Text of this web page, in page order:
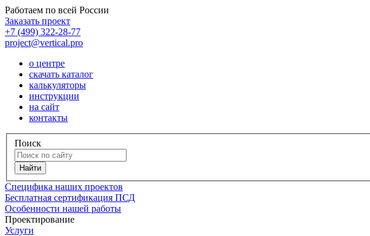
Работаем по всей России
Заказать проект
+7 (499) 322-28-77
project@vertical.pro
о центре
скачать каталог
калькуляторы
инструкции
на сайт
контакты
Поиск
Специфика наших проектов
Бесплатная сертификация ПСД
Особенности нашей работы
Проектирование
Услуги